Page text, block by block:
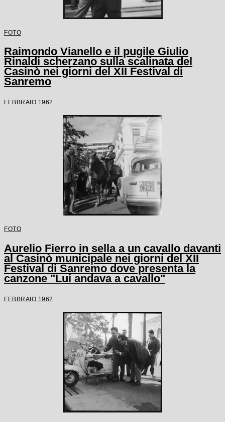
FOTO
Raimondo Vianello e il pugile Giulio
Rinaldi scherzano sulla scalinata del
Casinò nei giorni del XII Festival di
Sanremo
FEBBRAIO 1962
FOTO
Aurelio Fierro in sella a un cavallo davanti
al Casinò municipale nei giorni del XII
Festival di Sanremo dove presenta la
canzone "Lui andava a cavallo"
FEBBRAIO 1962